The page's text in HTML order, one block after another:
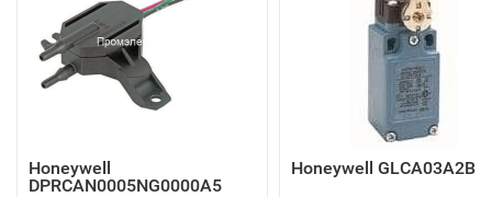
Honeywell
DPRCAN0005NG0000A5
Honeywell GLCA03A2B